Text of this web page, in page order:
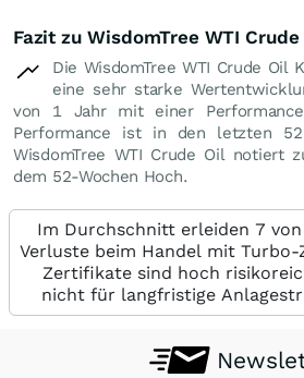
Fazit zu WisdomTree WTI
Die WisdomTree WTI Crude Oil
eine sehr starke
von 1 Jahr mit einer
Performance ist in den letzten
WisdomTree WTI Crude Oil notiert
dem 52-Wochen Hoch.
Im Durchschnitt erleiden 7
Verluste beim Handel mit
Zertifikate sind hoch
nicht für langfristige